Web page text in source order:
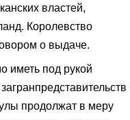
властей,
Королевство
о выдаче.
иметь под рукой
продолжат в меру